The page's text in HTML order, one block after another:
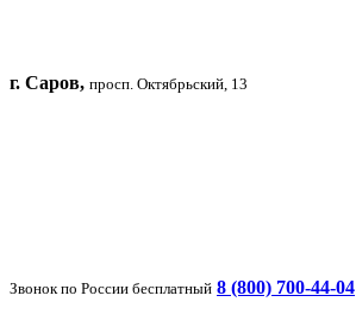
г. Саров, просп. Октябрьский, 13
Звонок по России бесплатный 8 (800) 700-44-04